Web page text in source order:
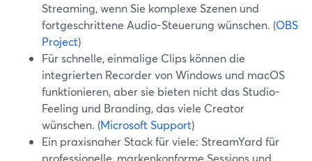
Streaming, wenn Sie komplexe Szenen und
fortgeschrittene Audio-Steuerung wünschen. (OBS
Project)
Für schnelle, einmalige Clips können die
integrierten Recorder von Windows und macOS
funktionieren, aber sie bieten nicht das Studio-
Feeling und Branding, das viele Creator
wünschen. (Microsoft Support)
Ein praxisnaher Stack für viele: StreamYard für
professionelle, markenkonforme Sessions und